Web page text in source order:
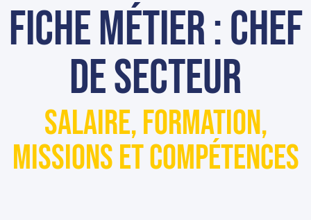
Fiche métier : Chef
de secteur
Salaire, formation,
missions et compétences